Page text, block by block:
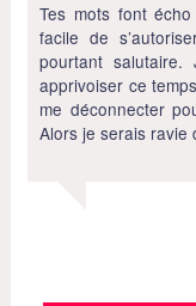
Tes mots font
facile de
pourtant
apprivoiser ce
me déconnecter
Alors je serais ravie